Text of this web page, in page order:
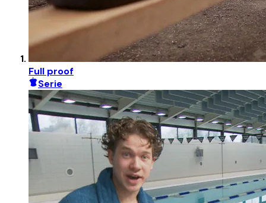
Full proof
Serie